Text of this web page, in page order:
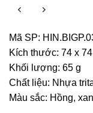
Mã SP:
Kích thước: 74 x
Khối lượng: 65 g
Chất liệu: Nhựa
Màu sắc: Hồng,